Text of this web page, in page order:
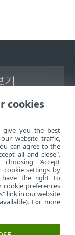
기
cookies
give you the best
website traffic,
can agree to the
all and close",
choosing "Accept
cookie settings by
have the right to
preferences
link in our website
For more